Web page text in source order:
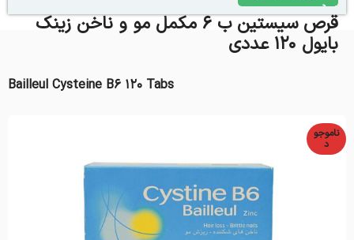
قرص سیستین ب ۶ مکمل مو و ناخن زینک
بایول 120 عددی
Bailleul Cysteine B6 120 Tabs
ناموجو
د